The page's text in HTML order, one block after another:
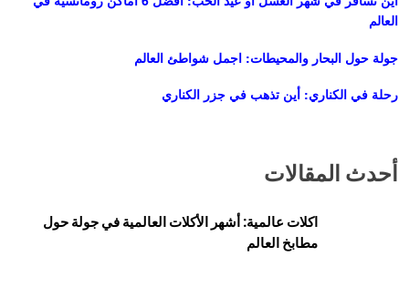
العالم
جولة حول البحار والمحيطات: اجمل شواطئ العالم
رحلة في الكناري: أين تذهب في جزر الكناري
أحدث المقالات
اكلات عالمية: أشهر الأكلات العالمية في جولة حول
مطابخ العالم